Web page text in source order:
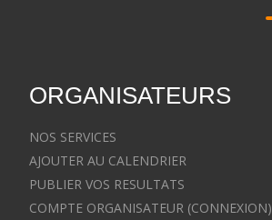
ORGANISATEURS
NOS SERVICES
AJOUTER AU CALENDRIER
PUBLIER VOS RESULTATS
COMPTE ORGANISATEUR (CONNEXION)